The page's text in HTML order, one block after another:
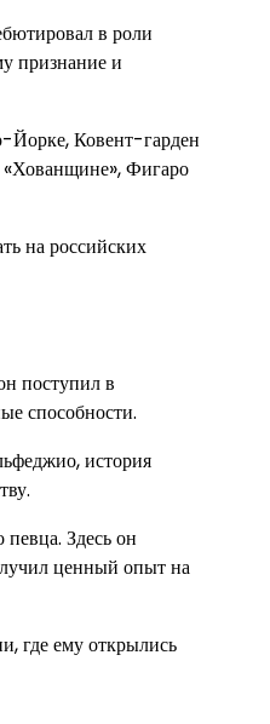
в роли
признание и
Йорке, Ковент-гарден
«Хованщине», Фигаро
на российских
поступил в
способности.
история
Здесь он
ценный опыт на
где ему открылись